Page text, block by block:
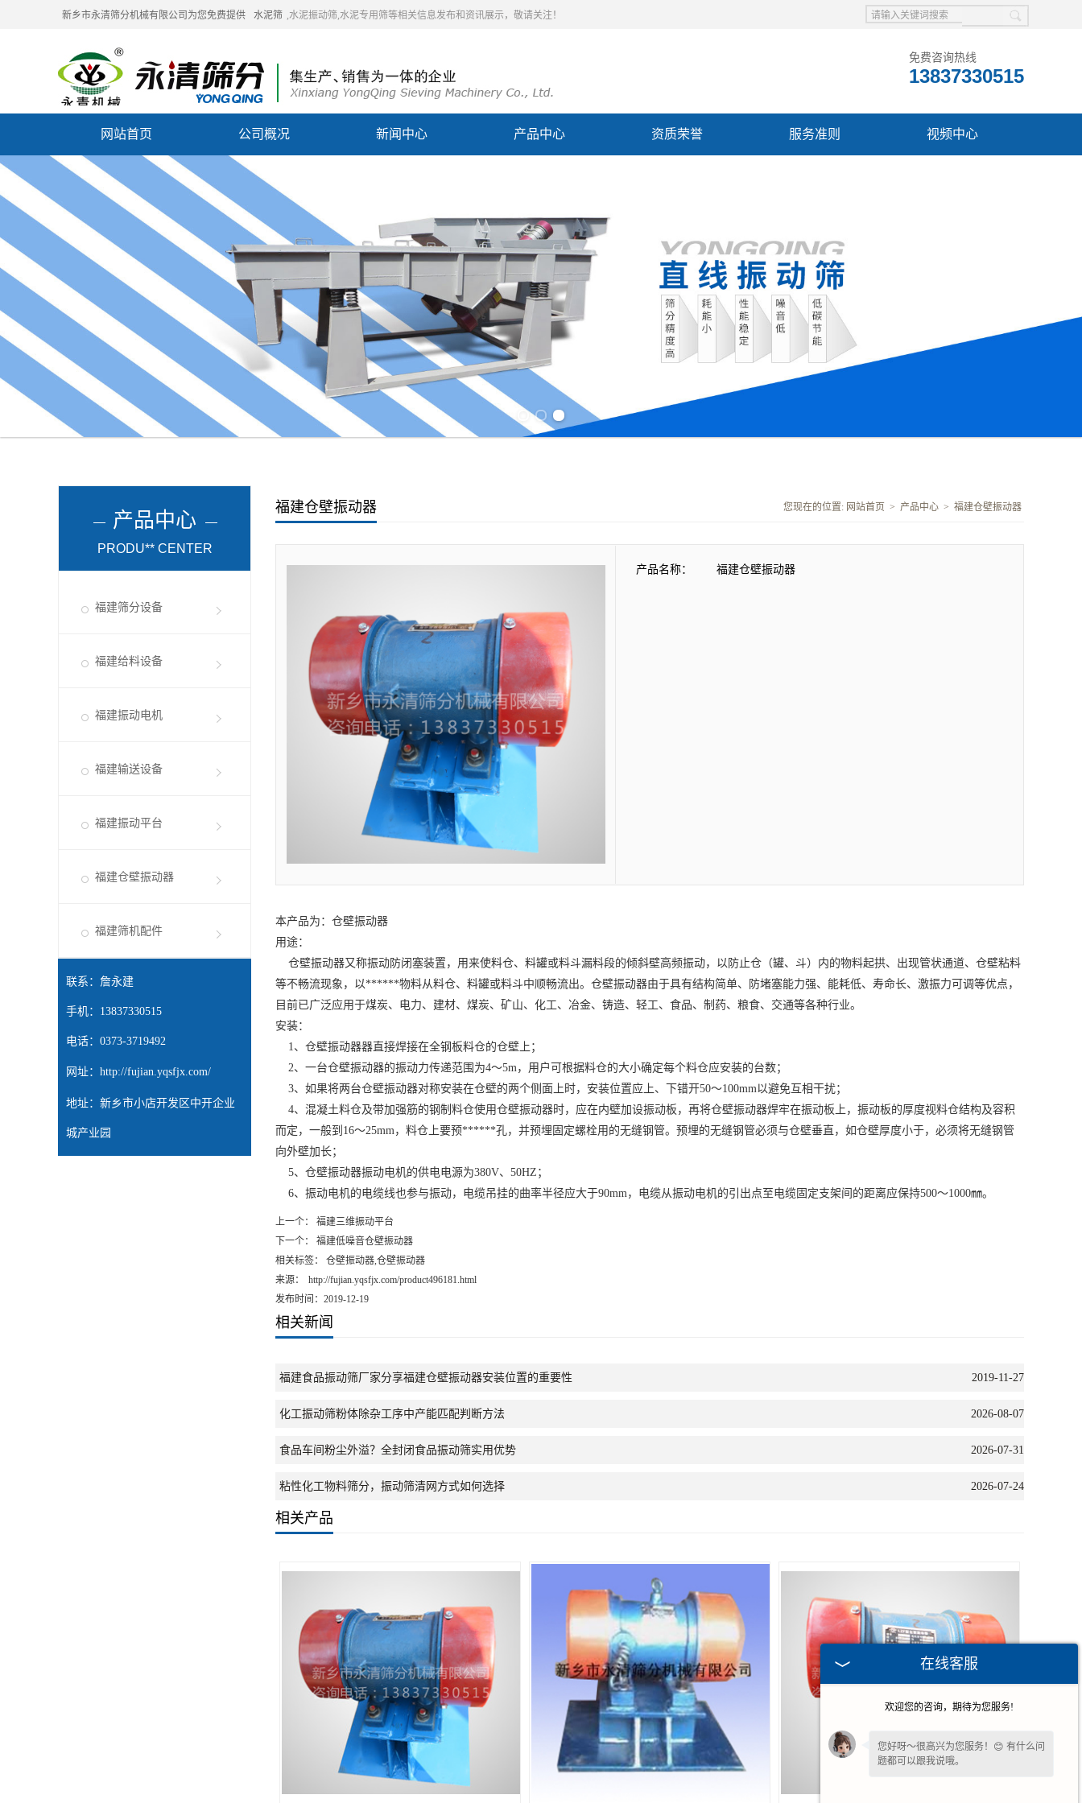
新乡市永清筛分机械有限公司为您免费提供 水泥筛 ,水泥振动筛,水泥专用筛等相关信息发布和资讯展示，敬请关注！
免费咨询热线
13837330515
网站首页 公司概况 新闻中心 产品中心 资质荣誉 服务准则 视频中心
联系我们
产品中心
PRODU** CENTER
福建筛分设备
福建给料设备
福建振动电机
福建输送设备
福建振动平台
福建仓壁振动器
福建筛机配件
联系：詹永建
手机：13837330515
电话：0373-3719492
网址： http://fujian.yqsfjx.com/
地址：新乡市小店开发区中开企业
城产业园
福建仓壁振动器 您现在的位置: 网站首页 > 产品中心 > 福建仓壁振动器
产品名称： 福建仓壁振动器
本产品为：仓壁振动器
用途：
仓壁振动器又称振动防闭塞装置，用来使料仓、料罐或料斗漏料段的倾斜壁高频振动，以防止仓（罐、斗）内的物料起拱、出现管状通道、仓壁粘料
等不畅流现象，以******物料从料仓、料罐或料斗中顺畅流出。仓壁振动器由于具有结构简单、防堵塞能力强、能耗低、寿命长、激振力可调等优点，
目前已广泛应用于煤炭、电力、建材、煤炭、矿山、化工、冶金、铸造、轻工、食品、制药、粮食、交通等各种行业。
安装：
1、仓壁振动器器直接焊接在全钢板料仓的仓壁上；
2、一台仓壁振动器的振动力传递范围为4～5m，用户可根据料仓的大小确定每个料仓应安装的台数；
3、如果将两台仓壁振动器对称安装在仓壁的两个侧面上时，安装位置应上、下错开50～100mm以避免互相干扰；
4、混凝土料仓及带加强筋的钢制料仓使用仓壁振动器时，应在内壁加设振动板，再将仓壁振动器焊牢在振动板上，振动板的厚度视料仓结构及容积
而定，一般到16～25mm，料仓上要预******孔，并预埋固定螺栓用的无缝钢管。预埋的无缝钢管必须与仓壁垂直，如仓壁厚度小于，必须将无缝钢管
向外壁加长；
5、仓壁振动器振动电机的供电电源为380V、50HZ；
6、振动电机的电缆线也参与振动，电缆吊挂的曲率半径应大于90mm，电缆从振动电机的引出点至电缆固定支架间的距离应保持500～1000㎜。
上一个：
福建三维振动平台
下一个：
福建低噪音仓壁振动器
相关标签： 仓壁振动器,仓壁振动器
来源：
http://fujian.yqsfjx.com/product496181.html
发布时间：2019-12-19
相关新闻
福建食品振动筛厂家分享福建仓壁振动器安装位置的重要性 2019-11-27
化工振动筛粉体除杂工序中产能匹配判断方法 2026-08-07
食品车间粉尘外溢？全封闭食品振动筛实用优势 2026-07-31
粘性化工物料筛分，振动筛清网方式如何选择 2026-07-24
相关产品
在线客服
欢迎您的咨询，期待为您服务!
您好呀～很高兴为您服务！😊 有什么问
题都可以跟我说哦。